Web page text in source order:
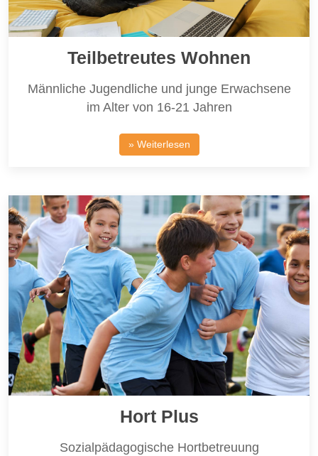
Teilbetreutes Wohnen
Männliche Jugendliche und junge Erwachsene
im Alter von 16-21 Jahren
» Weiterlesen
Hort Plus
Sozialpädagogische Hortbetreuung